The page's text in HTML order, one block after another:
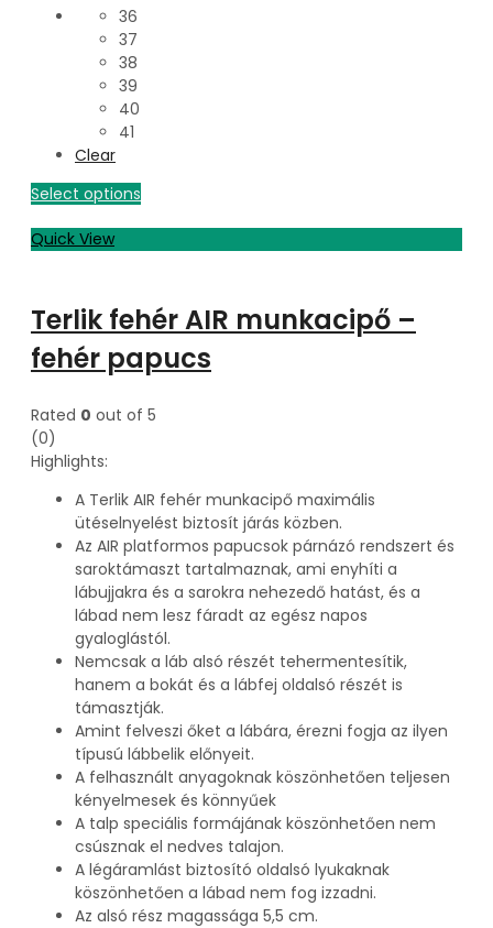
36
37
38
39
40
41
Clear
Select options
Quick View
Terlik fehér AIR munkacipő –
fehér papucs
Rated 0 out of 5
(0)
Highlights:
A Terlik AIR fehér munkacipő maximális
ütéselnyelést biztosít járás közben.
Az AIR platformos papucsok párnázó rendszert és
saroktámaszt tartalmaznak, ami enyhíti a
lábujjakra és a sarokra nehezedő hatást, és a
lábad nem lesz fáradt az egész napos
gyaloglástól.
Nemcsak a láb alsó részét tehermentesítik,
hanem a bokát és a lábfej oldalsó részét is
támasztják.
Amint felveszi őket a lábára, érezni fogja az ilyen
típusú lábbelik előnyeit.
A felhasznált anyagoknak köszönhetően teljesen
kényelmesek és könnyűek
A talp speciális formájának köszönhetően nem
csúsznak el nedves talajon.
A légáramlást biztosító oldalsó lyukaknak
köszönhetően a lábad nem fog izzadni.
Az alsó rész magassága 5,5 cm.